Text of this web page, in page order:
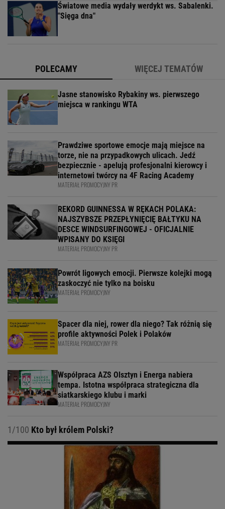
Światowe media wydały werdykt ws. Sabalenki.
"Sięga dna"
POLECAMY WIĘCEJ TEMATÓW
Jasne stanowisko Rybakiny ws. pierwszego
miejsca w rankingu WTA
Prawdziwe sportowe emocje mają miejsce na
torze, nie na przypadkowych ulicach. Jedź
bezpiecznie - apelują profesjonalni kierowcy i
internetowi twórcy na 4F Racing Academy
MATERIAŁ PROMOCYJNY PR
REKORD GUINNESSA W RĘKACH POLAKA:
NAJSZYBSZE PRZEPŁYNIĘCIĘ BAŁTYKU NA
DESCE WINDSURFINGOWEJ - OFICJALNIE
WPISANY DO KSIĘGI
MATERIAŁ PROMOCYJNY PR
Powrót ligowych emocji. Pierwsze kolejki mogą
zaskoczyć nie tylko na boisku
MATERIAŁ PROMOCYJNY
Spacer dla niej, rower dla niego? Tak różnią się
profile aktywności Polek i Polaków
MATERIAŁ PROMOCYJNY PR
Współpraca AZS Olsztyn i Energa nabiera
tempa. Istotna współpraca strategiczna dla
siatkarskiego klubu i marki
MATERIAŁ PROMOCYJNY
1/100 Kto był królem Polski?